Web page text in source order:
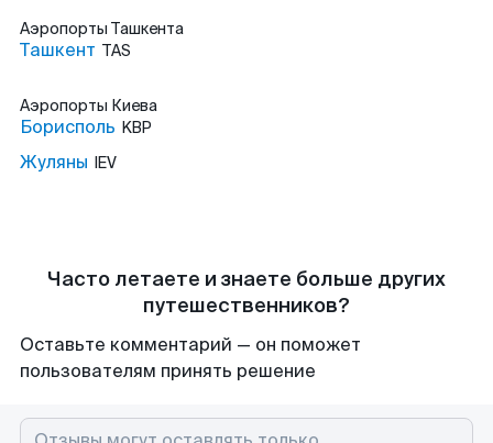
Аэропорты Ташкента
Ташкент TAS
Аэропорты Киева
Борисполь KBP
Жуляны IEV
Часто летаете и знаете больше других
путешественников?
Оставьте комментарий — он поможет
пользователям принять решение